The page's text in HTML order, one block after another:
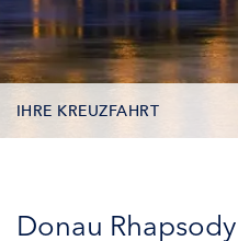
IHRE KREUZFAHRT
KABINEN
Donau Rhapsody